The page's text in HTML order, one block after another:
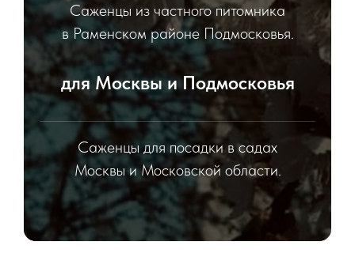
Саженцы из частного питомника
в Раменском районе Подмосковья.
для Москвы и Подмосковья
Саженцы для посадки в садах
Москвы и Московской области.